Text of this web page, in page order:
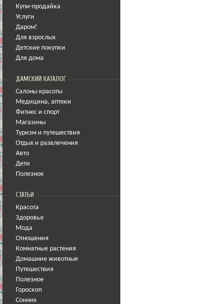
Купи-продайка
Услуги
Даром!
Для взрослых
Детские покупки
Для дома
ДАМСКИЙ КАТАЛОГ
Салоны красоты
Медицина, аптеки
Фитнес и спорт
Магазины
Туризм и путешествия
Отдых и развлечения
Авто
Дети
Полезное
СТАТЬИ
Красота
Здоровье
Мода
Отношения
Комнатные растения
Домашние животные
Путешествия
Полезное
Гороскоп
Сонник